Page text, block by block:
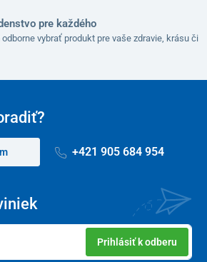
pre každého
vybrať produkt pre vaše zdravie, krásu či
+421 905 684 954
Prihlásiť k odberu